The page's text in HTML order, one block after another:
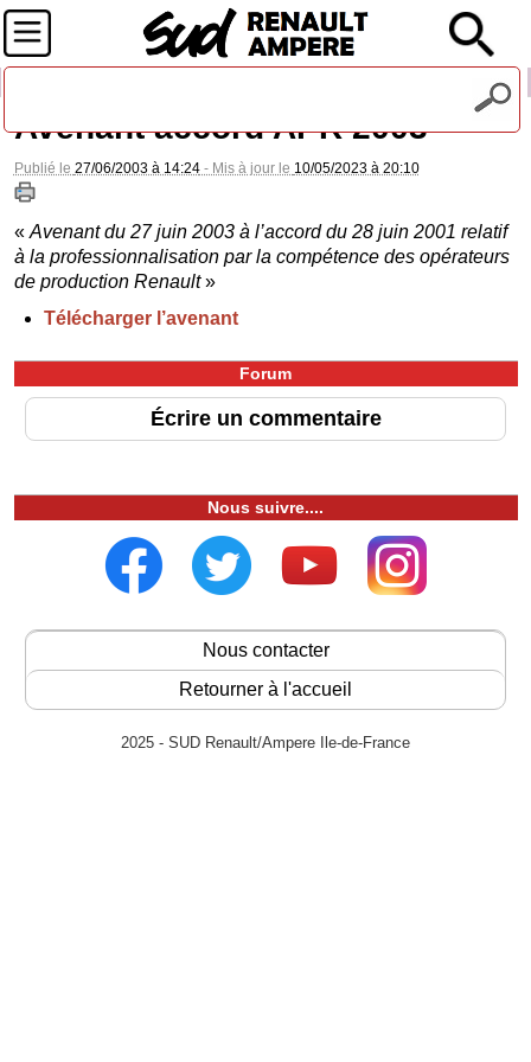
Avenant accord APR 2003
Publié le 27/06/2003 à 14:24- Mis à jour le 10/05/2023 à 20:10
« Avenant du 27 juin 2003 à l’accord du 28 juin 2001 relatif
à la professionnalisation par la compétence des opérateurs
de production Renault»
Télécharger l’avenant
Forum
Écrire un commentaire
Nous suivre....
Nous contacter
Retourner à l'accueil
2025 - SUD Renault/Ampere Ile-de-France